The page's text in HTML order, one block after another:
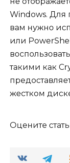
Windows. Для
вам нужно
или
такими как
жестком
Оцените